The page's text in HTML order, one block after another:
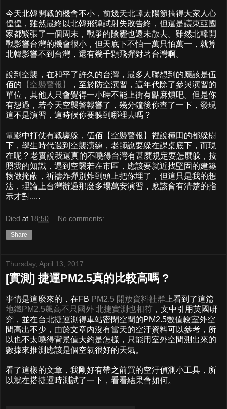
今天北韓開戰的機會不小，前幾天北韓太陽節搞得大家人心
惶惶，雖然最終以北韓飛彈試射失敗告終，但還是讓東亞國
家都緊張了一個周末，戰爭的陰霾也還未散去。雖然北韓開
戰影響台灣的機會很小，但天底下不怕一萬只怕萬一，就算
北韓影響不到台灣，還有幾千顆飛彈對著台灣啊。
說到空襲，在和平了許久的台灣，最多人聯想到的應該是伍
佰的 【空襲警報】
，至於防空演習，這年代除了參與演習的
單位，其他人只會覺得一小時不能上街有點麻煩吧。但是你
有想過，若今天空襲警報響了，幾分鐘後你查了一下，發現
這不是演習，這時候你要躲到哪裡去嗎 ?
電影中打仗有戰壕躲，伍佰【空襲警報】裡說種田的都躲樹
下，學生時代遇到空襲演練，老師說要躲在課桌底下，而現
在呢 ? 老實說我還真的不曉得台灣有甚麼規定要怎麼躲，按
照我的知識，遇到空襲若在市區，應該要就近找堅固的建築
物做掩蔽，祈禱炸彈別炸到頭上把你埋了，但這只是我的想
法，理論上台灣辦過那麼多場萬安演習，應該會有清楚的指
示才對.....
Died at 18:50 No comments:
Share
Thursday, April 13, 2017
[實測] 捷運PM2.5真的比較高嗎 ?
事情是這麼來的，在FB PM2.5 開放資料社群 上看到了這篇
地鐵PM2.5飆高不只國外 北捷實測也相符 ，文中引用英國研
究，並在台北捷運測得車站密閉空間的PM2.5數值較室外空
間高出不少，由於文章內沒有當天的空汙資料可以參考，所
以也不太曉得背景值大約是怎樣，只能用室外空間測出來的
數據來推測應該是個空氣很好的天氣。
看了這樣的文章，我剛好有帶之前買的空汙偵測小工具，所
以就在搭捷運時測試了一下，看看結果會如何。